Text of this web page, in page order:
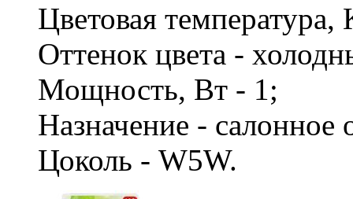
Цветовая
Оттенок цвета -
Мощность, Вт - 1;
Назначение -
Цоколь - W5W.